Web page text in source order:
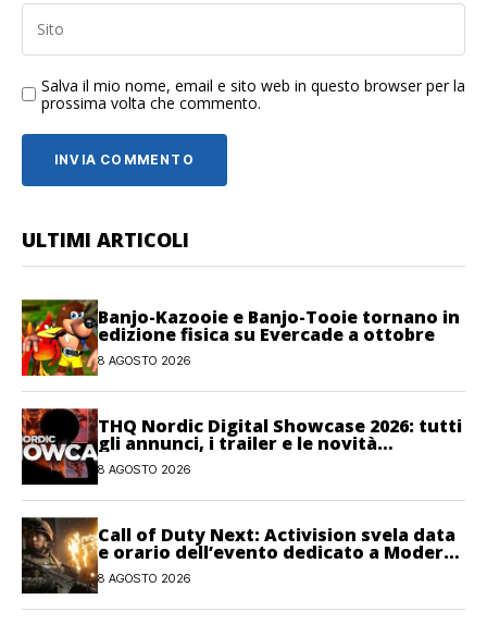
Salva il mio nome, email e sito web in questo browser per la
prossima volta che commento.
ULTIMI ARTICOLI
Banjo-Kazooie e Banjo-Tooie tornano in
edizione fisica su Evercade a ottobre
8 AGOSTO 2026
THQ Nordic Digital Showcase 2026: tutti
gli annunci, i trailer e le novità
dell’evento
8 AGOSTO 2026
Call of Duty Next: Activision svela data
e orario dell’evento dedicato a Modern
Warfare 4
8 AGOSTO 2026